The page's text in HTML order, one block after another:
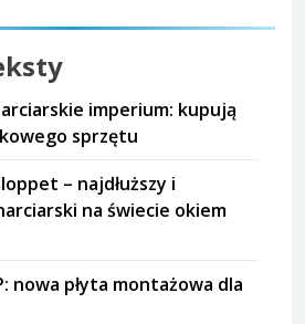
imperium: kupują
sprzętu
– najdłuższy i
na świecie okiem
nowa płyta montażowa dla